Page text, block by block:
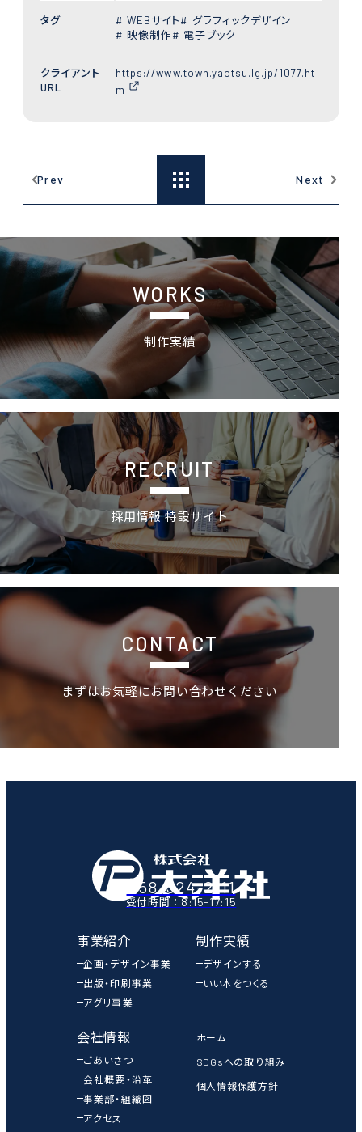
タグ WEBサイト
グラフィックデザイン
映像制作
電子ブック
クライアント
URL
https://www.town.yaotsu.lg.jp/1077.ht
m
Prev
就職を考えている若者の興味を惹く採用案内パンフレット
Next
WORKS
制作実績
制作実績
RECRUIT
採用情報 特設サイト
採用情報 特設サイトの詳細ページへ
CONTACT
まずはお気軽にお問い合わせください
お問い合わせ
058-324-2111
受付時間： 8:15-17:15
事業紹介
企画・デザイン事業
出版・印刷事業
アグリ事業
制作実績
デザインする
いい本をつくる
会社情報
ごあいさつ
会社概要・沿革
事業部・組織図
アクセス
ホーム
SDGsへの取り組み
個人情報保護方針